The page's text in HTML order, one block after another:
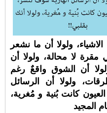
ولولا أن ما نشعر
لا محالة، ولولا أن
أن الشوق واقعٌ رغم
ولولا أن الرسائل
كانت بُنية و مُغرية،
المجيد